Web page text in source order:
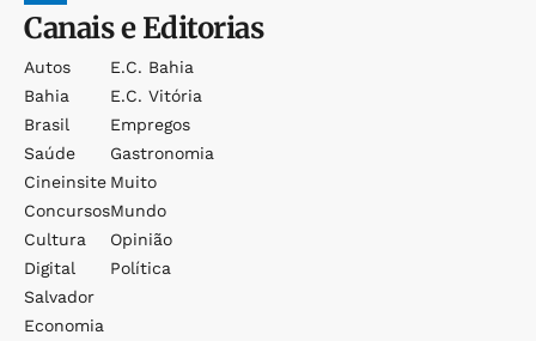
Canais e Editorias
Autos
Bahia
Brasil
Saúde
Cineinsite
Concursos
Cultura
Digital
Salvador
Economia
E.c. Bahia
E.c. Vitória
Empregos
Gastronomia
Muito
Mundo
Opinião
Política